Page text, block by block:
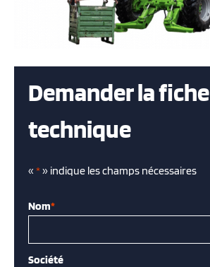
Demander la fiche
technique
« *» indique les champs nécessaires
Nom*
Société